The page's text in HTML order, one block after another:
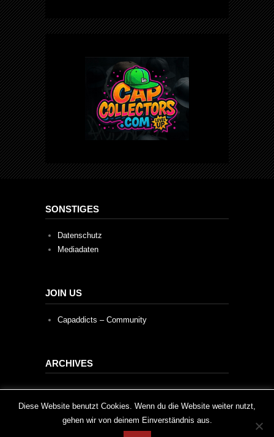
SONSTIGES
Datenschutz
Mediadaten
JOIN US
Capaddicts – Community
ARCHIVES
Archives
This website uses cookies to improve your experience. We'll
assume you're ok with this, but you can opt-out if you wish.
Diese Website benutzt Cookies. Wenn du die Website weiter nutzt,
gehen wir von deinem Einverständnis aus.